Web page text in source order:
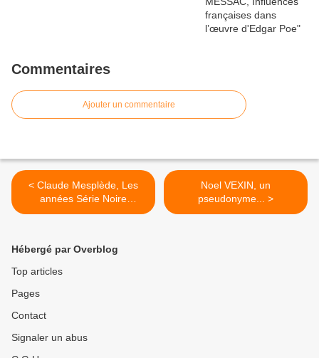
Commentaires
Ajouter un commentaire
< Claude Mesplède, Les
années Série Noire
(Encrage)
Noel VEXIN, un
pseudonyme... >
Hébergé par Overblog
Top articles
Pages
Contact
Signaler un abus